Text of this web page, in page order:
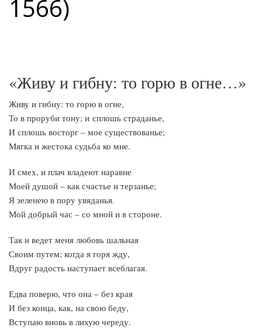
1566)
«Живу и гибну: то горю в огне…»
Живу и гибну: то горю в огне,
То в проруби тону; и сплошь страданье,
И сплошь восторг – мое существованье;
Мягка и жестока судьба ко мне.
И смех, и плач владеют наравне
Моей душой – как счастье и терзанье;
Я зеленею в пору увяданья.
Мой добрый час – со мной и в стороне.
Так и ведет меня любовь шальная
Своим путем; когда я горя жду,
Вдруг радость наступает всеблагая.
Едва поверю, что она – без края
И без конца, как, на свою беду,
Вступаю вновь в лихую череду.